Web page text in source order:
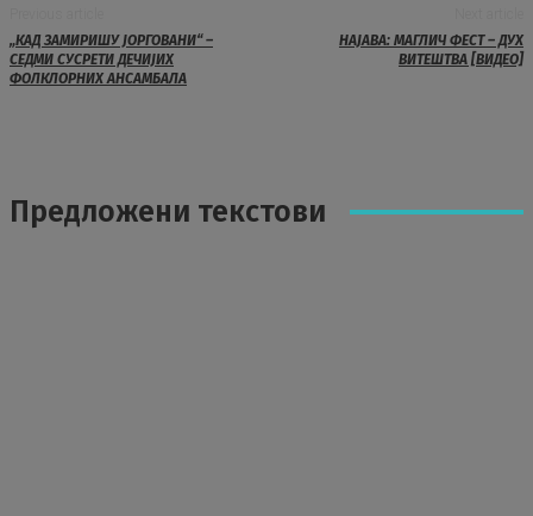
„КАД ЗАМИРИШУ ЈОРГОВАНИ“ –
СЕДМИ СУСРЕТИ ДЕЧИЈИХ
ФОЛКЛОРНИХ АНСАМБАЛА
НАЈАВА: МАГЛИЧ ФЕСТ – ДУХ
ВИТЕШТВА [ВИДЕО]
Предложени текстови